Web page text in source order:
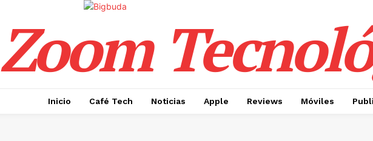
Zoom
Inicio Café Tech Noticias Apple Reviews Móviles